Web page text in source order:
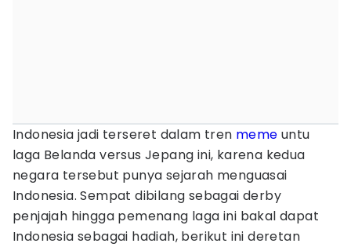
Indonesia jadi terseret dalam tren meme untu
laga Belanda versus Jepang ini, karena kedua
negara tersebut punya sejarah menguasai
Indonesia. Sempat dibilang sebagai derby
penjajah hingga pemenang laga ini bakal dapat
Indonesia sebagai hadiah, berikut ini deretan